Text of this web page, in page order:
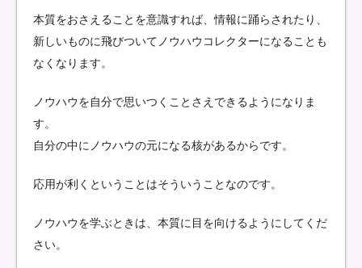
本質をおさえることを意識すれば、情報に踊らされたり、
新しいものに飛びついてノウハウコレクターになることも
なくなります。
ノウハウを自分で思いつくことさえできるようになりま
す。
自分の中にノウハウの元になる核があるからです。
応用が利くということはそういうことなのです。
ノウハウを学ぶときは、本質に目を向けるようにしてくだ
さい。